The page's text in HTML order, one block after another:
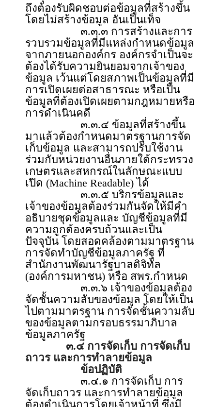
ถึงต้องรับผิดชอบต่อข้อมูลที่สร้างขึ้น
โดยไม่สร้างข้อมูล อันเป็นเท็จ
๓.๓.๓ การสร้างและการ
รวบรวมข้อมูลที่มีแหล่งกำหนดข้อมูล
จากภายนอกองค์กร องค์กรจำเป็นจะ
ต้องได้รับความยินยอมจากเจ้าของ
ข้อมูล เว้นแต่โดยสภาพเป็นข้อมูลที่มี
การเปิดเผยต่อสาธารณะ หรือเป็น
ข้อมูลที่ต้องเปิดเผยตามกฎหมายหรือ
การดำเนินคดี
๓.๓.๔ ข้อมูลที่สร้างขึ้น
มาแล้วต้องกำหนดมาตรฐานการจัด
เก็บข้อมูล และสามารถปรับใช้งาน
ร่วมกับหน่วยงานอื่นภายใต้กระทรวง
เกษตรและสหกรณ์ในลักษณะแบบ
เปิด (Machine Readable) ได้
๓.๓.๕ บริกรข้อมูลและ
เจ้าของข้อมูลต้องร่วมกันจัดให้มีคำ
อธิบายชุดข้อมูลและ บัญชีข้อมูลที่มี
ความถูกต้องครบถ้วนและเป็น
ปัจจุบัน โดยสอดคล้องตามมาตรฐาน
การจัดทำบัญชีข้อมูลภาครัฐ ที่
สำนักงานพัฒนารัฐบาลดิจิทัล
(องค์การมหาชน) หรือ สพร.กำหนด
๓.๓.๖ เจ้าของข้อมูลต้อง
จัดชั้นความลับของข้อมูล โดยให้เป็น
ไปตามมาตรฐาน การจัดชั้นความลับ
ของข้อมูลตามกรอบธรรมาภิบาล
ข้อมูลภาครัฐ
๓.๔ การจัดเก็บ การจัดเก็บ
ถาวร และการทำลายข้อมูล
ข้อปฏิบัติ
๓.๔.๑ การจัดเก็บ การ
จัดเก็บถาวร และการทำลายข้อมูล
ต้องดำเนินการโดยเจ้าหน้าที่ ซึ่งมี